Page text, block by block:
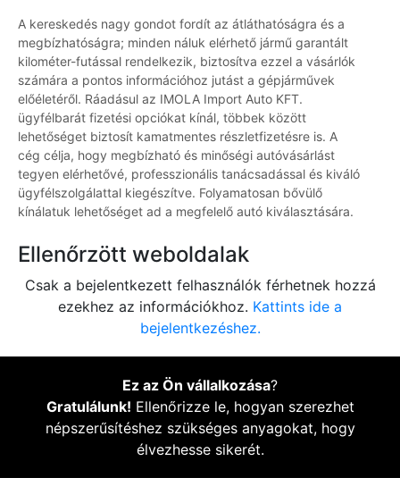
A kereskedés nagy gondot fordít az átláthatóságra és a
megbízhatóságra; minden náluk elérhető jármű garantált
kilométer-futással rendelkezik, biztosítva ezzel a vásárlók
számára a pontos információhoz jutást a gépjárművek
előéletéről. Ráadásul az IMOLA Import Auto KFT.
ügyfélbarát fizetési opciókat kínál, többek között
lehetőséget biztosít kamatmentes részletfizetésre is. A
cég célja, hogy megbízható és minőségi autóvásárlást
tegyen elérhetővé, professzionális tanácsadással és kiváló
ügyfélszolgálattal kiegészítve. Folyamatosan bővülő
kínálatuk lehetőséget ad a megfelelő autó kiválasztására.
Ellenőrzött weboldalak
Csak a bejelentkezett felhasználók férhetnek hozzá
ezekhez az információkhoz. Kattints ide a
bejelentkezéshez.
Ez az Ön vállalkozása?
Gratulálunk! Ellenőrizze le, hogyan szerezhet
népszerűsítéshez szükséges anyagokat, hogy
élvezhesse sikerét.